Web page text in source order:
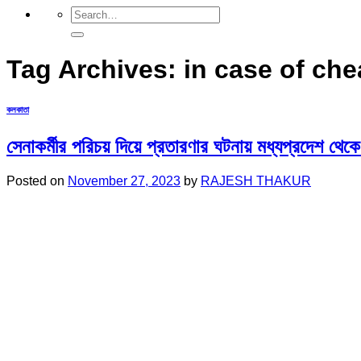
Tag Archives: in case of
কলকাতা
সেনাকর্মীর পরিচয় দিয়ে প্রতারণার ঘটনায় মধ্যপ্রদেশ
Posted on November 27, 2023 by RAJESH THAKUR